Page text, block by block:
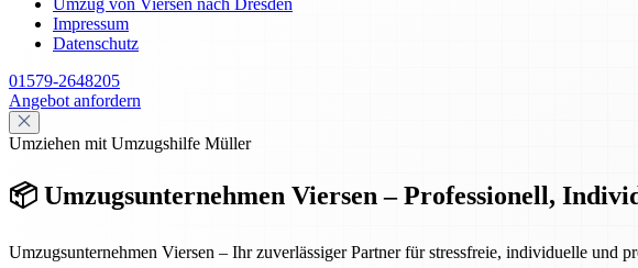
Umzug von Viersen nach Dresden
Impressum
Datenschutz
01579-2648205
Angebot anfordern
Umziehen mit Umzugshilfe Müller
📦 Umzugsunternehmen Viersen – Professionell,
Umzugsunternehmen Viersen – Ihr zuverlässiger Partner für stressfreie, individuelle und